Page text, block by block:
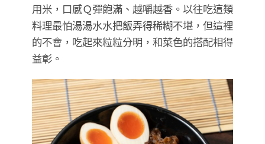
用米，口感Ｑ彈飽滿、越嚼越香。以往吃這類
料理最怕湯湯水水把飯弄得稀糊不堪，但這裡
的不會，吃起來粒粒分明，和菜色的搭配相得
益彰。